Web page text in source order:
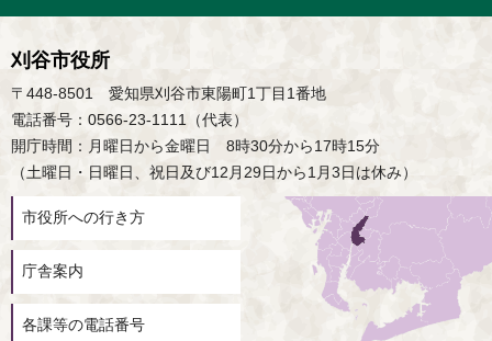
刈谷市役所
〒448-8501 愛知県刈谷市東陽町1丁目1番地
電話番号：0566-23-1111（代表）
開庁時間：月曜日から金曜日 8時30分から17時15分
（土曜日・日曜日、祝日及び12月29日から1月3日は休み）
市役所への行き方
庁舎案内
各課等の電話番号